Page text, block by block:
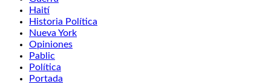
Haití
Historia Política
Nueva York
Opiniones
Pablic
Política
Portada